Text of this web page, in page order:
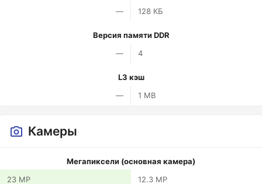
—
128 КБ
Версия памяти DDR
—
4
L3 кэш
—
1 MB
Камеры
Мегапиксели (основная камера)
23 MP
12.3 MP